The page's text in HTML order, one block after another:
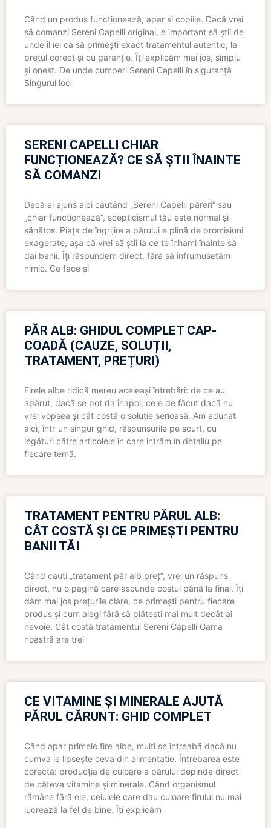
Când un produs funcționează, apar și copiile. Dacă vrei
să comanzi Sereni Capelli original, e important să știi de
unde îl iei ca să primești exact tratamentul autentic, la
prețul corect și cu garanție. Îți explicăm mai jos, simplu
și onest. De unde cumperi Sereni Capelli în siguranță
Singurul loc
SERENI CAPELLI CHIAR
FUNCȚIONEAZĂ? CE SĂ ȘTII ÎNAINTE
SĂ COMANZI
Dacă ai ajuns aici căutând „Sereni Capelli păreri” sau
„chiar funcționează”, scepticismul tău este normal și
sănătos. Piața de îngrijire a părului e plină de promisiuni
exagerate, așa că vrei să știi la ce te înhami înainte să
dai banii. Îți răspundem direct, fără să înfrumusețăm
nimic. Ce face și
PĂR ALB: GHIDUL COMPLET CAP-
COADĂ (CAUZE, SOLUȚII,
TRATAMENT, PREȚURI)
Firele albe ridică mereu aceleași întrebări: de ce au
apărut, dacă se pot da înapoi, ce e de făcut dacă nu
vrei vopsea și cât costă o soluție serioasă. Am adunat
aici, într-un singur ghid, răspunsurile pe scurt, cu
legături către articolele în care intrăm în detaliu pe
fiecare temă.
TRATAMENT PENTRU PĂRUL ALB:
CÂT COSTĂ ȘI CE PRIMEȘTI PENTRU
BANII TĂI
Când cauți „tratament păr alb preț”, vrei un răspuns
direct, nu o pagină care ascunde costul până la final. Îți
dăm mai jos prețurile clare, ce primești pentru fiecare
produs și cum alegi fără să plătești mai mult decât ai
nevoie. Cât costă tratamentul Sereni Capelli Gama
noastră are trei
CE VITAMINE ȘI MINERALE AJUTĂ
PĂRUL CĂRUNT: GHID COMPLET
Când apar primele fire albe, mulți se întreabă dacă nu
cumva le lipsește ceva din alimentație. Întrebarea este
corectă: producția de culoare a părului depinde direct
de câteva vitamine și minerale. Când organismul
rămâne fără ele, celulele care dau culoare firului nu mai
lucrează la fel de bine. Îți explicăm